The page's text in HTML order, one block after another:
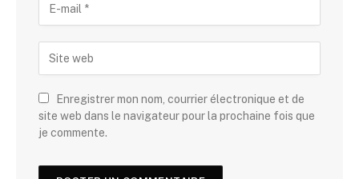
Enregistrer mon nom, courrier électronique et de
site web dans le navigateur pour la prochaine fois que
je commente.